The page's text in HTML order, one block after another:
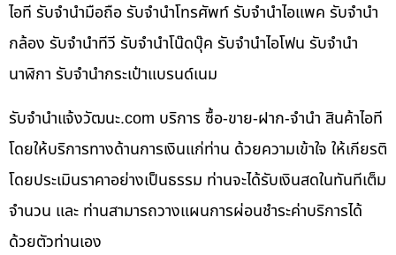
ไอที รับจำนำมือถือ รับจำนำโทรศัพท์ รับจำนำไอแพค รับจำนำ
กล้อง รับจำนำทีวี รับจำนำโน๊ดบุ๊ค รับจำนำไอโฟน รับจำนำ
นาฬิกา รับจำนำกระเป๋าแบรนด์เนม
รับจํานําแจ้งวัฒนะ.com บริการ ซื้อ-ขาย-ฝาก-จำนำ สินค้าไอที
โดยให้บริการทางด้านการเงินแก่ท่าน ด้วยความเข้าใจ ให้เกียรติ
โดยประเมินราคาอย่างเป็นธรรม ท่านจะได้รับเงินสดในทันทีเต็ม
จำนวน และ ท่านสามารถวางแผนการผ่อนชำระค่าบริการได้
ด้วยตัวท่านเอง